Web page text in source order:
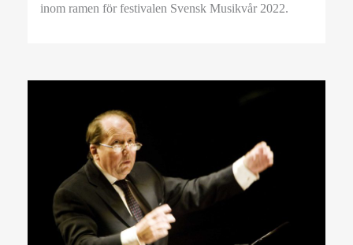
inom ramen för festivalen Svensk Musikvår 2022.